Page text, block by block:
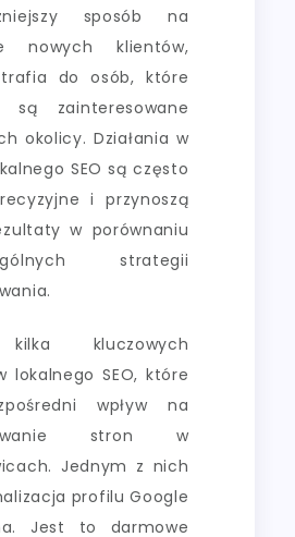
sposób na
nowych klientów,
trafia do osób, które
zainteresowane
okolicy. Działania w
SEO są często
i przynoszą
w porównaniu
strategii
kluczowych
lokalnego SEO, które
wpływ na
stron w
Jednym z nich
profilu Google
Jest to darmowe